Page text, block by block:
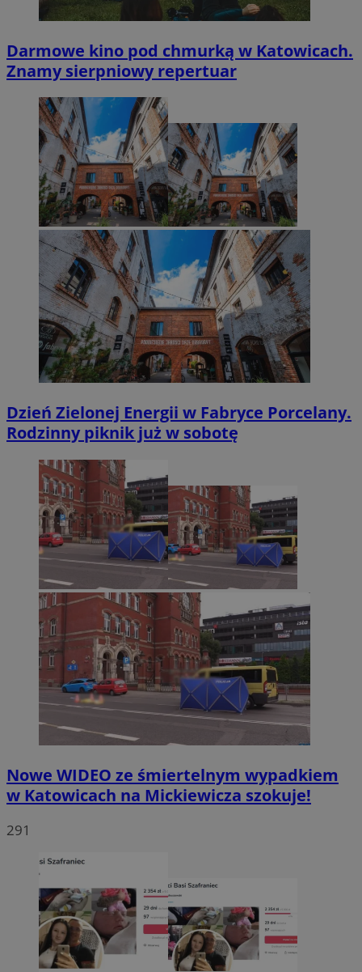
Darmowe kino pod chmurką w Katowicach.
Znamy sierpniowy repertuar
Dzień Zielonej Energii w Fabryce Porcelany.
Rodzinny piknik już w sobotę
Nowe WIDEO ze śmiertelnym wypadkiem
w Katowicach na Mickiewicza szokuje!
291